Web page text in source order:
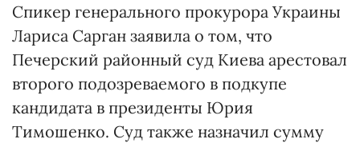
Спикер генерального прокурора Украины
Лариса Сарган заявила о том, что
Печерский районный суд Киева арестовал
второго подозреваемого в подкупе
кандидата в президенты Юрия
Тимошенко. Суд также назначил сумму